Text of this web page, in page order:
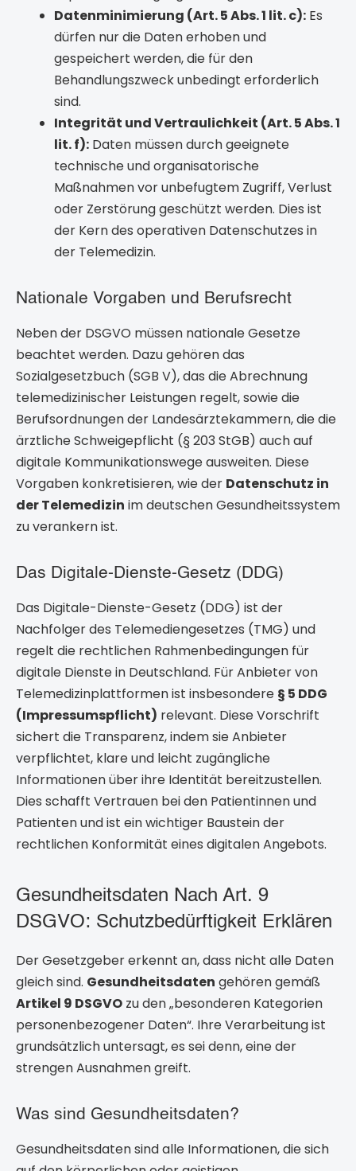
Datenminimierung (Art. 5 Abs. 1 lit. c): Es
dürfen nur die Daten erhoben und
gespeichert werden, die für den
Behandlungszweck unbedingt erforderlich
sind.
Integrität und Vertraulichkeit (Art. 5 Abs. 1
lit. f): Daten müssen durch geeignete
technische und organisatorische
Maßnahmen vor unbefugtem Zugriff, Verlust
oder Zerstörung geschützt werden. Dies ist
der Kern des operativen Datenschutzes in
der Telemedizin.
Nationale Vorgaben und Berufsrecht
Neben der DSGVO müssen nationale Gesetze
beachtet werden. Dazu gehören das
Sozialgesetzbuch (SGB V), das die Abrechnung
telemedizinischer Leistungen regelt, sowie die
Berufsordnungen der Landesärztekammern, die die
ärztliche Schweigepflicht (§ 203 StGB) auch auf
digitale Kommunikationswege ausweiten. Diese
Vorgaben konkretisieren, wie der Datenschutz in
der Telemedizin im deutschen Gesundheitssystem
zu verankern ist.
Das Digitale-Dienste-Gesetz (DDG)
Das Digitale-Dienste-Gesetz (DDG) ist der
Nachfolger des Telemediengesetzes (TMG) und
regelt die rechtlichen Rahmenbedingungen für
digitale Dienste in Deutschland. Für Anbieter von
Telemedizinplattformen ist insbesondere § 5 DDG
(Impressumspflicht) relevant. Diese Vorschrift
sichert die Transparenz, indem sie Anbieter
verpflichtet, klare und leicht zugängliche
Informationen über ihre Identität bereitzustellen.
Dies schafft Vertrauen bei den Patientinnen und
Patienten und ist ein wichtiger Baustein der
rechtlichen Konformität eines digitalen Angebots.
Gesundheitsdaten Nach Art. 9
DSGVO: Schutzbedürftigkeit Erklären
Der Gesetzgeber erkennt an, dass nicht alle Daten
gleich sind. Gesundheitsdaten gehören gemäß
Artikel 9 DSGVO zu den „besonderen Kategorien
personenbezogener Daten“. Ihre Verarbeitung ist
grundsätzlich untersagt, es sei denn, eine der
strengen Ausnahmen greift.
Was sind Gesundheitsdaten?
Gesundheitsdaten sind alle Informationen, die sich